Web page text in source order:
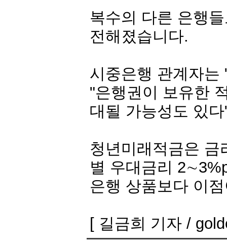
복수의 다른 은행
전해졌습니다.
시중은행 관계자는
"은행권이 보유한
대될 가능성도 있
청년미래적금은 금
별 우대금리
은행 상품보다 이
[ 길금희 기자 /